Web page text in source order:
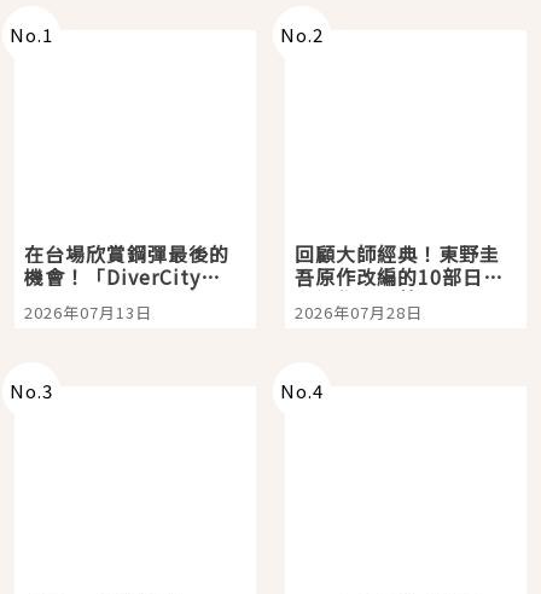
No.1
在台場欣賞鋼彈最後的
機會！「DiverCity
Tokyo Plaza」搭船、
購物、美食及夜景，一
2026年07月13日
No.2
回顧大師經典！東野圭
吾原作改編的10部日本
影視作品推薦
2026年07月28日
No.3 No.4